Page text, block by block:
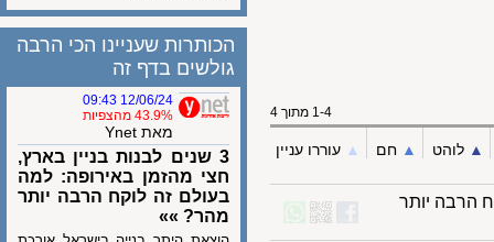
לוהט ▲︎ חם ▲︎ עוררו עניין
יותר
הכותרות שעניינו הכי הרבה
גולשים בדף זה
12/06/24 09:43
43.9% מהצפיות
מאת Ynet
3 שנים לבנות בניין בארץ,
חצי מהזמן באירופה: למה
בעולם זה לוקח הרבה יותר
מהר? »»